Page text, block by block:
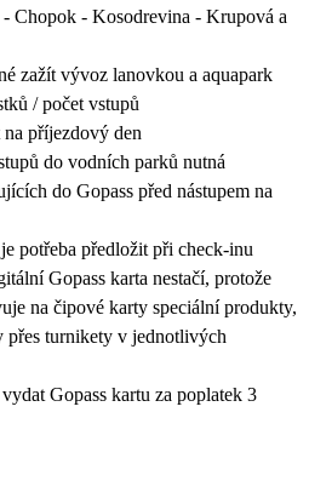
Chopok - Kosodrevina - Krupová a
zažít vývoz lanovkou a aquapark
/ počet vstupů
příjezdový den
do vodních parků nutná
do Gopass před nástupem na
potřeba předložit při check-inu
Gopass karta nestačí, protože
na čipové karty speciální produkty,
přes turnikety v jednotlivých
Gopass kartu za poplatek 3